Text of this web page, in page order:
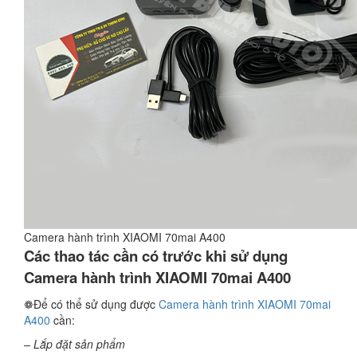
Camera hành trình XIAOMI 70mai A400
Các thao tác cần có trước khi sử dụng
Camera hành trình XIAOMI 70mai A400
❁Để có thể sử dụng được Camera hành trình XIAOMI 70mai
A400 cần:
– Lắp đặt sản phẩm